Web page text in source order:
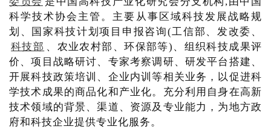
科学技术协会主管。主要从事区域科技发展战略规
划、国家科技计划项目申报咨询(工信部、发改委、
科技部 、农业农村部、环保部等)、组织科技成果评
价、项目战略研讨、专家考察调研、研发平台搭建、
开展科技政策培训、企业内训等相关业务，以促进科
学技术成果的商品化和产业化。充分利用自身在高新
技术领域的背景、渠道、资源及专业能力，为地方政
府和科技企业提供专业化服务。